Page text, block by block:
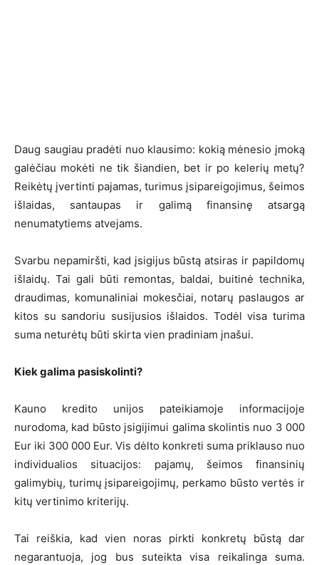
Daug saugiau pradėti nuo klausimo: kokią mėnesio įmoką
galėčiau mokėti ne tik šiandien, bet ir po kelerių metų?
Reikėtų įvertinti pajamas, turimus įsipareigojimus, šeimos
išlaidas, santaupas ir galimą finansinę atsargą
nenumatytiems atvejams.
Svarbu nepamiršti, kad įsigijus būstą atsiras ir papildomų
išlaidų. Tai gali būti remontas, baldai, buitinė technika,
draudimas, komunaliniai mokesčiai, notarų paslaugos ar
kitos su sandoriu susijusios išlaidos. Todėl visa turima
suma neturėtų būti skirta vien pradiniam įnašui.
Kiek galima pasiskolinti?
Kauno kredito unijos pateikiamoje informacijoje
nurodoma, kad būsto įsigijimui galima skolintis nuo 3 000
Eur iki 300 000 Eur. Vis dėlto konkreti suma priklauso nuo
individualios situacijos: pajamų, šeimos finansinių
galimybių, turimų įsipareigojimų, perkamo būsto vertės ir
kitų vertinimo kriterijų.
Tai reiškia, kad vien noras pirkti konkretų būstą dar
negarantuoja, jog bus suteikta visa reikalinga suma.